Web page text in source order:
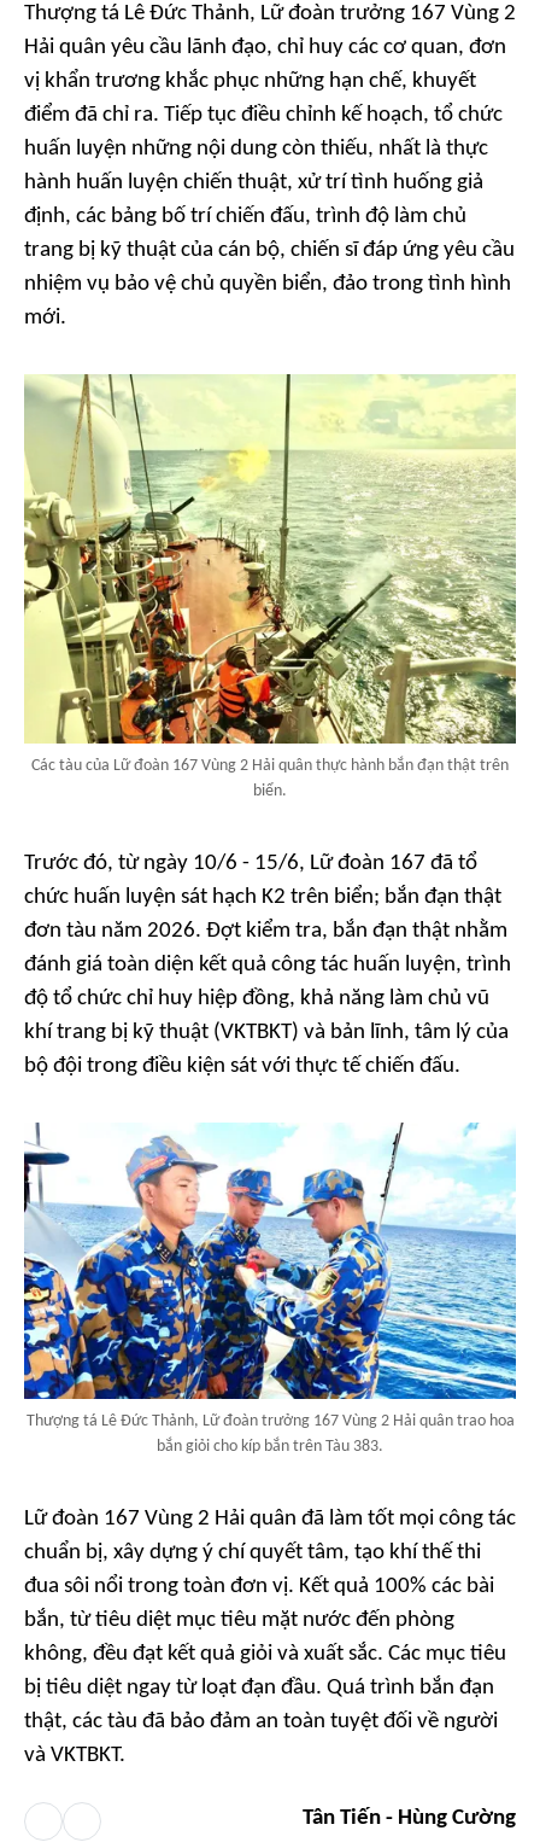
Thượng tá Lê Đức Thảnh, Lữ đoàn trưởng 167 Vùng 2
Hải quân yêu cầu lãnh đạo, chỉ huy các cơ quan, đơn
vị khẩn trương khắc phục những hạn chế, khuyết
điểm đã chỉ ra. Tiếp tục điều chỉnh kế hoạch, tổ chức
huấn luyện những nội dung còn thiếu, nhất là thực
hành huấn luyện chiến thuật, xử trí tình huống giả
định, các bảng bố trí chiến đấu, trình độ làm chủ
trang bị kỹ thuật của cán bộ, chiến sĩ đáp ứng yêu cầu
nhiệm vụ bảo vệ chủ quyền biển, đảo trong tình hình
mới.
Các tàu của Lữ đoàn 167 Vùng 2 Hải quân thực hành bắn đạn thật trên
biển.
Trước đó, từ ngày 10/6 - 15/6, Lữ đoàn 167 đã tổ
chức huấn luyện sát hạch K2 trên biển; bắn đạn thật
đơn tàu năm 2026. Đợt kiểm tra, bắn đạn thật nhằm
đánh giá toàn diện kết quả công tác huấn luyện, trình
độ tổ chức chỉ huy hiệp đồng, khả năng làm chủ vũ
khí trang bị kỹ thuật (VKTBKT) và bản lĩnh, tâm lý của
bộ đội trong điều kiện sát với thực tế chiến đấu.
Thượng tá Lê Đức Thảnh, Lữ đoàn trưởng 167 Vùng 2 Hải quân trao hoa
bắn giỏi cho kíp bắn trên Tàu 383.
Lữ đoàn 167 Vùng 2 Hải quân đã làm tốt mọi công tác
chuẩn bị, xây dựng ý chí quyết tâm, tạo khí thế thi
đua sôi nổi trong toàn đơn vị. Kết quả 100% các bài
bắn, từ tiêu diệt mục tiêu mặt nước đến phòng
không, đều đạt kết quả giỏi và xuất sắc. Các mục tiêu
bị tiêu diệt ngay từ loạt đạn đầu. Quá trình bắn đạn
thật, các tàu đã bảo đảm an toàn tuyệt đối về người
và VKTBKT.
Tân Tiến - Hùng Cường